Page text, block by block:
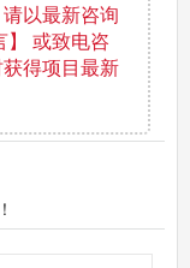
以最新咨询
】 或致电咨
得项目最新